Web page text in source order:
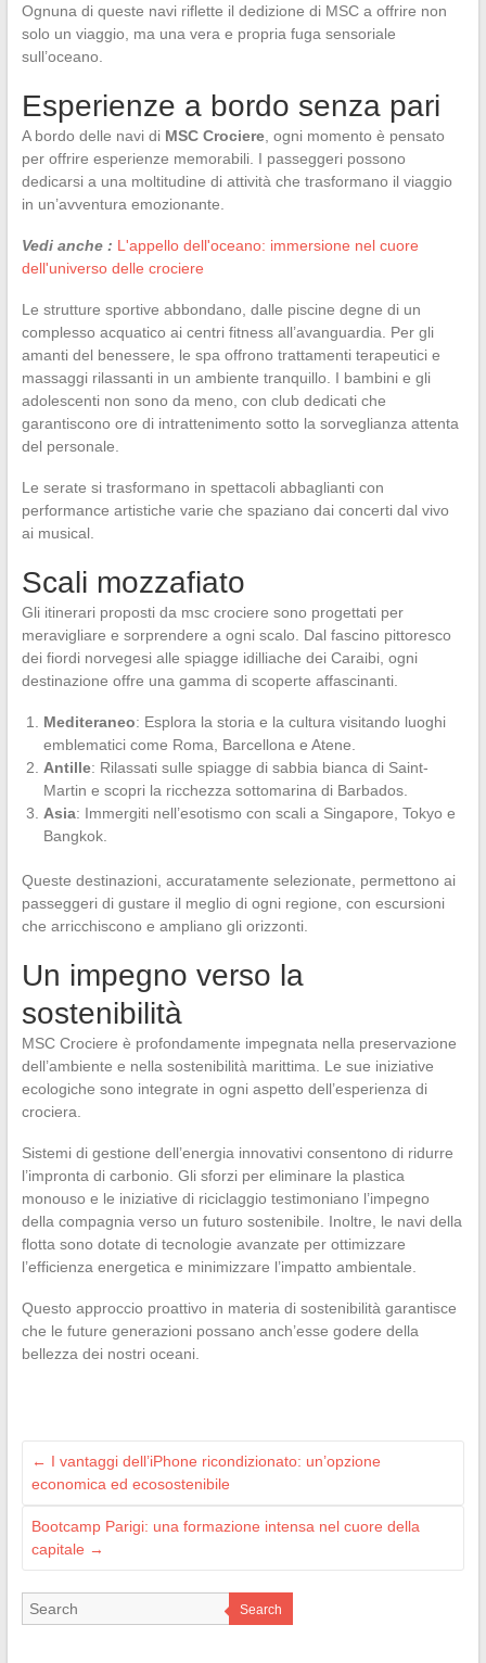
Ognuna di queste navi riflette il dedizione di MSC a offrire non
solo un viaggio, ma una vera e propria fuga sensoriale
sull’oceano.
Esperienze a bordo senza pari
A bordo delle navi di MSC Crociere, ogni momento è pensato
per offrire esperienze memorabili. I passeggeri possono
dedicarsi a una moltitudine di attività che trasformano il viaggio
in un’avventura emozionante.
Vedi anche : L'appello dell'oceano: immersione nel cuore
dell'universo delle crociere
Le strutture sportive abbondano, dalle piscine degne di un
complesso acquatico ai centri fitness all’avanguardia. Per gli
amanti del benessere, le spa offrono trattamenti terapeutici e
massaggi rilassanti in un ambiente tranquillo. I bambini e gli
adolescenti non sono da meno, con club dedicati che
garantiscono ore di intrattenimento sotto la sorveglianza attenta
del personale.
Le serate si trasformano in spettacoli abbaglianti con
performance artistiche varie che spaziano dai concerti dal vivo
ai musical.
Scali mozzafiato
Gli itinerari proposti da msc crociere sono progettati per
meravigliare e sorprendere a ogni scalo. Dal fascino pittoresco
dei fiordi norvegesi alle spiagge idilliache dei Caraibi, ogni
destinazione offre una gamma di scoperte affascinanti.
Mediteraneo: Esplora la storia e la cultura visitando luoghi
emblematici come Roma, Barcellona e Atene.
Antille: Rilassati sulle spiagge di sabbia bianca di Saint-
Martin e scopri la ricchezza sottomarina di Barbados.
Asia: Immergiti nell’esotismo con scali a Singapore, Tokyo e
Bangkok.
Queste destinazioni, accuratamente selezionate, permettono ai
passeggeri di gustare il meglio di ogni regione, con escursioni
che arricchiscono e ampliano gli orizzonti.
Un impegno verso la
sostenibilità
MSC Crociere è profondamente impegnata nella preservazione
dell’ambiente e nella sostenibilità marittima. Le sue iniziative
ecologiche sono integrate in ogni aspetto dell’esperienza di
crociera.
Sistemi di gestione dell’energia innovativi consentono di ridurre
l’impronta di carbonio. Gli sforzi per eliminare la plastica
monouso e le iniziative di riciclaggio testimoniano l’impegno
della compagnia verso un futuro sostenibile. Inoltre, le navi della
flotta sono dotate di tecnologie avanzate per ottimizzare
l’efficienza energetica e minimizzare l’impatto ambientale.
Questo approccio proattivo in materia di sostenibilità garantisce
che le future generazioni possano anch’esse godere della
bellezza dei nostri oceani.
← I vantaggi dell’iPhone ricondizionato: un’opzione
economica ed ecosostenibile
Bootcamp Parigi: una formazione intensa nel cuore della
capitale →
Search